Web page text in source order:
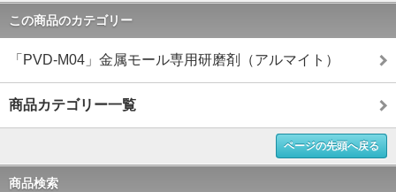
この商品のカテゴリー
「PVD-M04」金属モール専用研磨剤（アルマイト）
商品カテゴリー一覧
ページの先頭へ戻る
商品検索